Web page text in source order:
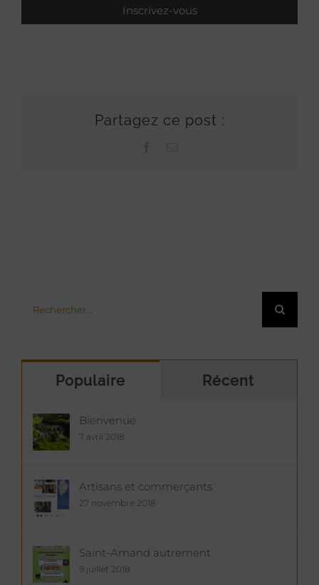
Partagez ce post :
Populaire Récent
Bienvenue
7 avril 2018
Artisans et commerçants
27 novembre 2018
Saint-Amand autrement
9 juillet 2018